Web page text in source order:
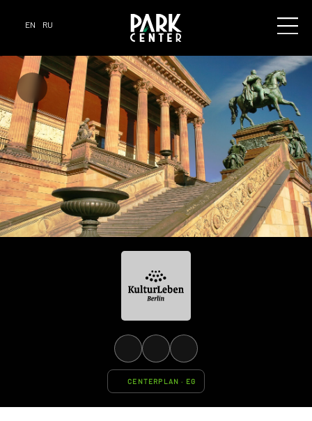
EN RU
CENTERPLAN · EG